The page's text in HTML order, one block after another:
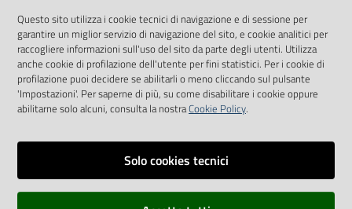
SEGUICI SU
TwitterFacebookYoutube
Vai alla pagina
Dichiarazione di accessibilità
Questo sito utilizza i cookie tecnici di navigazione e di sessione per
garantire un miglior servizio di navigazione del sito, e cookie analitici per
raccogliere informazioni sull'uso del sito da parte degli utenti. Utilizza
anche cookie di profilazione dell'utente per fini statistici. Per i cookie di
profilazione puoi decidere se abilitarli o meno cliccando sul pulsante
'Impostazioni'. Per saperne di più, su come disabilitare i cookie oppure
abilitarne solo alcuni, consulta la nostraCookie Policy.
Solo cookies tecnici